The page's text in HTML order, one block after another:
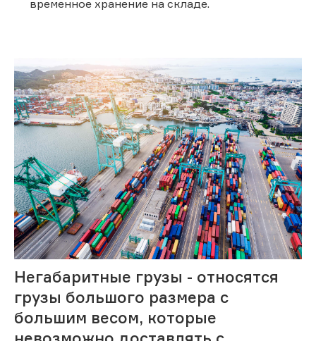
временное хранение на складе.
Негабаритные грузы - относятся
грузы большого размера с
большим весом, которые